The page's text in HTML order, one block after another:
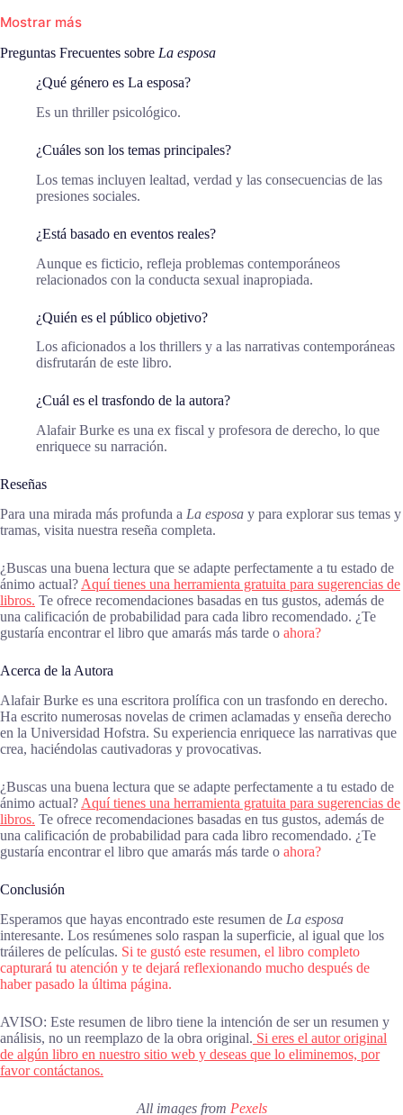
Mostrar más
Preguntas Frecuentes sobre La esposa
¿Qué género es La esposa?
Es un thriller psicológico.
¿Cuáles son los temas principales?
Los temas incluyen lealtad, verdad y las consecuencias de las
presiones sociales.
¿Está basado en eventos reales?
Aunque es ficticio, refleja problemas contemporáneos
relacionados con la conducta sexual inapropiada.
¿Quién es el público objetivo?
Los aficionados a los thrillers y a las narrativas contemporáneas
disfrutarán de este libro.
¿Cuál es el trasfondo de la autora?
Alafair Burke es una ex fiscal y profesora de derecho, lo que
enriquece su narración.
Reseñas
Para una mirada más profunda a La esposa y para explorar sus temas y
tramas, visita nuestra reseña completa.
¿Buscas una buena lectura que se adapte perfectamente a tu estado de
ánimo actual? Aquí tienes una herramienta gratuita para sugerencias de
libros. Te ofrece recomendaciones basadas en tus gustos, además de
una calificación de probabilidad para cada libro recomendado. ¿Te
gustaría encontrar el libro que amarás más tarde o ahora?
Acerca de la Autora
Alafair Burke es una escritora prolífica con un trasfondo en derecho.
Ha escrito numerosas novelas de crimen aclamadas y enseña derecho
en la Universidad Hofstra. Su experiencia enriquece las narrativas que
crea, haciéndolas cautivadoras y provocativas.
¿Buscas una buena lectura que se adapte perfectamente a tu estado de
ánimo actual? Aquí tienes una herramienta gratuita para sugerencias de
libros. Te ofrece recomendaciones basadas en tus gustos, además de
una calificación de probabilidad para cada libro recomendado. ¿Te
gustaría encontrar el libro que amarás más tarde o ahora?
Conclusión
Esperamos que hayas encontrado este resumen de La esposa
interesante. Los resúmenes solo raspan la superficie, al igual que los
tráileres de películas. Si te gustó este resumen, el libro completo
capturará tu atención y te dejará reflexionando mucho después de
haber pasado la última página.
AVISO: Este resumen de libro tiene la intención de ser un resumen y
análisis, no un reemplazo de la obra original. Si eres el autor original
de algún libro en nuestro sitio web y deseas que lo eliminemos, por
favor contáctanos.
All images from Pexels